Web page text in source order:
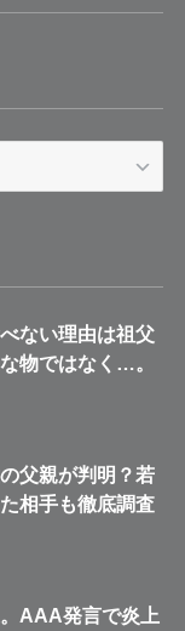
ない理由は祖父
物ではなく…。
父親が判明？若
相手も徹底調査
AAA発言で炎上